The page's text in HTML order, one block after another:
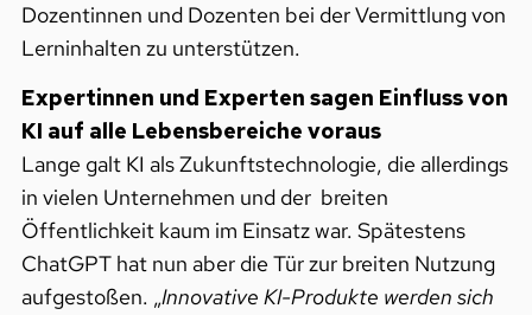
Dozentinnen und Dozenten bei der Vermittlung von
Lerninhalten zu unterstützen.
Expertinnen und Experten sagen Einfluss von
KI auf alle Lebensbereiche voraus
Lange galt KI als Zukunftstechnologie, die allerdings
in vielen Unternehmen und der breiten
Öffentlichkeit kaum im Einsatz war. Spätestens
ChatGPT hat nun aber die Tür zur breiten Nutzung
aufgestoßen. „Innovative KI-Produkte werden sich